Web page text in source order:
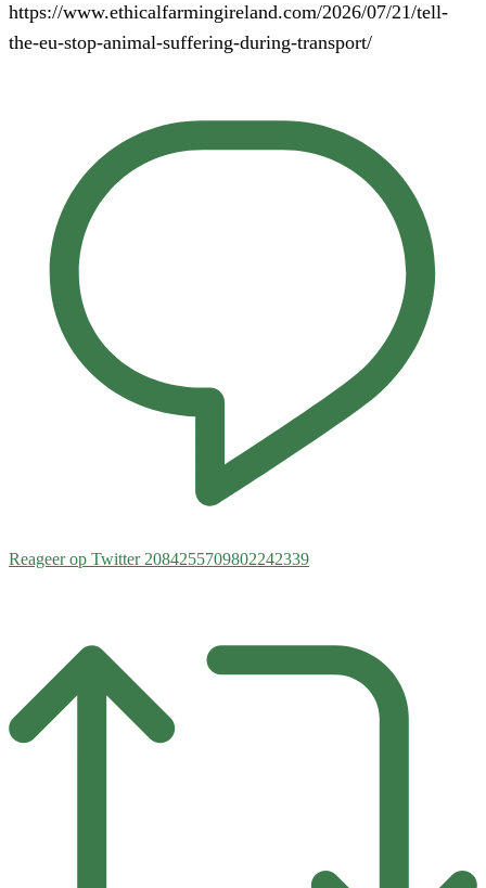
https://www.ethicalfarmingireland.com/2026/07/21/tell-
the-eu-stop-animal-suffering-during-transport/
Reageer op Twitter 2084255709802242339